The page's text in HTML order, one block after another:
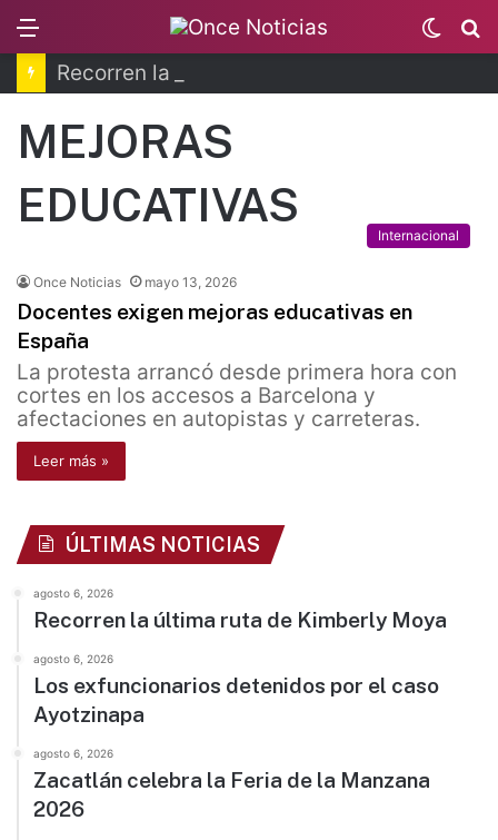
Switch
skin
MEJORAS
EDUCATIVAS
Internacional
Once Noticias mayo 13, 2026
Docentes exigen mejoras educativas en
España
La protesta arrancó desde primera hora con
cortes en los accesos a Barcelona y
afectaciones en autopistas y carreteras.
Leer más »
ÚLTIMAS NOTICIAS
agosto 6, 2026
Recorren la última ruta de Kimberly Moya
agosto 6, 2026
Los exfuncionarios detenidos por el caso
Ayotzinapa
agosto 6, 2026
Zacatlán celebra la Feria de la Manzana
2026